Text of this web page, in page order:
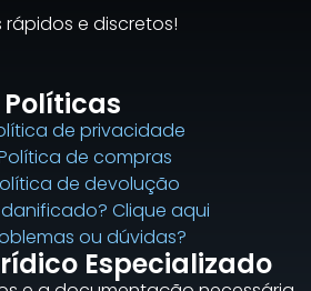
rápidos e discretos!
Políticas
de privacidade
de compras
de devolução
Clique aqui
ou dúvidas?
Especializado